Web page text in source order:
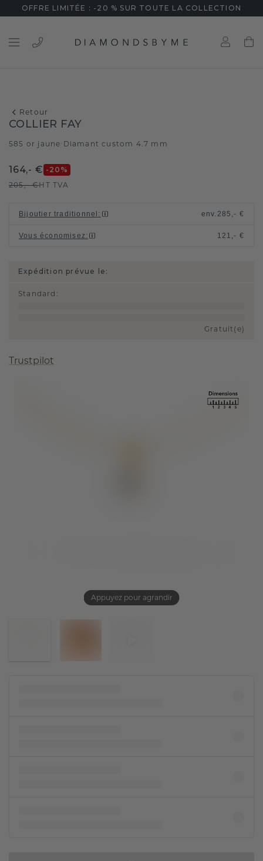
OFFRE LIMITÉE : -20 % SUR TOUTE LA COLLECTION
Retour
Appuyez pour agrandir
COLLIER FAY
585 or jaune Diamant custom 4.7 mm
164,- € -20 %
205,- €HT TVA
Bijoutier traditionnel : env. 285,- €
Vous économisez: 121,- €
Expédition prévue le:
Standard :
Gratuit(e)
Trustpilot